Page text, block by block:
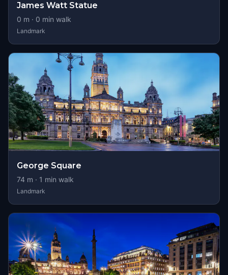
James Watt Statue
0 m · 0 min walk
Landmark
George Square
74 m · 1 min walk
Landmark